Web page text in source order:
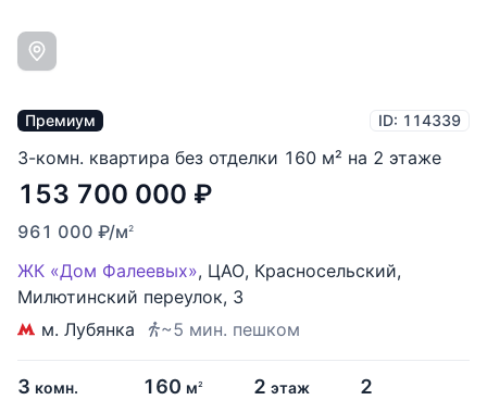
Премиум ID: 114339
3-комн. квартира без отделки 160 м² на 2 этаже
153 700 000 ₽
961 000 ₽/м2
ЖК «Дом Фалеевых», ЦАО, Красносельский,
Милютинский переулок, 3
м. Лубянка
~5 мин. пешком
3 комн.
160 м2 2 этаж
2